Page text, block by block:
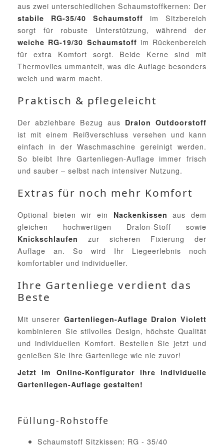
aus zwei unterschiedlichen Schaumstoffkernen: Der
stabile RG-35/40 Schaumstoff im Sitzbereich
sorgt für robuste Unterstützung, während der
weiche RG-19/30 Schaumstoff im Rückenbereich
für extra Komfort sorgt. Beide Kerne sind mit
Thermovlies ummantelt, was die Auflage besonders
weich und warm macht.
Praktisch & pflegeleicht
Der abziehbare Bezug aus Dralon Outdoorstoff
ist mit einem Reißverschluss versehen und kann
einfach in der Waschmaschine gereinigt werden.
So bleibt Ihre Gartenliegen-Auflage immer frisch
und sauber – selbst nach intensiver Nutzung.
Extras für noch mehr Komfort
Optional bieten wir ein Nackenkissen aus dem
gleichen hochwertigen Dralon-Stoff sowie
Knickschlaufen
zur sicheren Fixierung der
Auflage an. So wird Ihr Liegeerlebnis noch
komfortabler und individueller.
Ihre Gartenliege verdient das
Beste
Mit unserer Gartenliegen-Auflage Dralon Violett
kombinieren Sie stilvolles Design, höchste Qualität
und individuellen Komfort. Bestellen Sie jetzt und
genießen Sie Ihre Gartenliege wie nie zuvor!
Jetzt im Online-Konfigurator Ihre individuelle
Gartenliegen-Auflage gestalten!
Füllung-Rohstoffe
Schaumstoff Sitzkissen: RG - 35/40